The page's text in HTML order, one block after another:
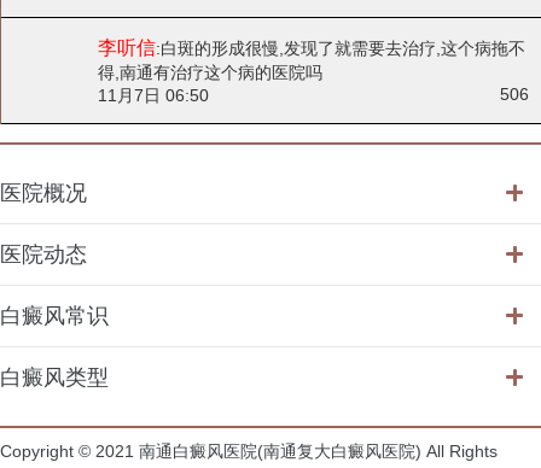
李听信:白斑的形成很慢,发现了就需要去治疗,这个病拖不
得,南通有治疗这个病的医院吗
11月7日 06:50
506
医院概况
医院动态
白癜风常识
白癜风类型
Copyright © 2021 南通白癜风医院(南通复大白癜风医院) All Rights